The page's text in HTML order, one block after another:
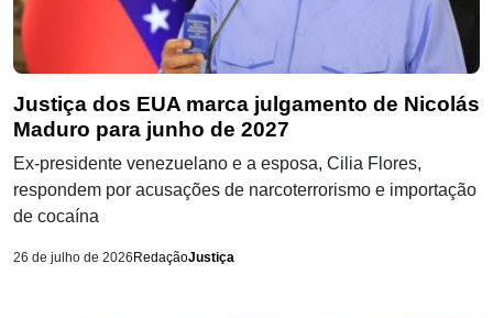
Justiça dos EUA marca julgamento de Nicolás
Maduro para junho de 2027
Ex-presidente venezuelano e a esposa, Cilia Flores,
respondem por acusações de narcoterrorismo e importação
de cocaína
26 de julho de 2026 RedaçãoJustiça